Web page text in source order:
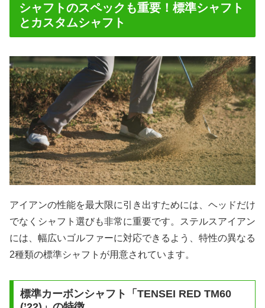
シャフトのスペックも重要！標準シャフト
とカスタムシャフト
アイアンの性能を最大限に引き出すためには、ヘッドだけ
でなくシャフト選びも非常に重要です。ステルスアイアン
には、幅広いゴルファーに対応できるよう、特性の異なる
2種類の標準シャフトが用意されています。
標準カーボンシャフト「TENSEI RED TM60